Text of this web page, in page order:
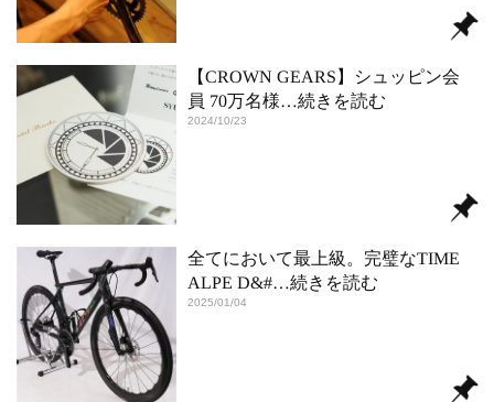
【CROWN GEARS】シュッピン会
員 70万名様…続きを読む
2024/10/23
全てにおいて最上級。完璧なTIME
ALPE D&#…続きを読む
2025/01/04